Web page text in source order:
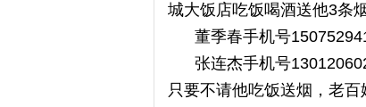
城大饭店吃饭喝酒送他3条
董季春手机号
张连杰手机号
只要不请他吃饭送烟，老